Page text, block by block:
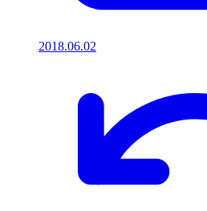
2018.06.02